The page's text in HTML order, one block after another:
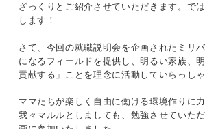
ざっくりとご紹介させていただきます。で
します！
さて、今回の就職説明会を企画されたミリ
になるフィールドを提供し、明るい家族、
貢献する」ことを理念に活動していらっしゃ
ママたちが楽しく自由に働ける環境作りに
我々マルルとしましても、勉強させていた